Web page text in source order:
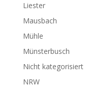
Liester
Mausbach
Mühle
Münsterbusch
Nicht kategorisiert
NRW